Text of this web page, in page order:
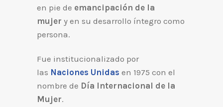
en pie de emancipación de la
mujer y en su desarrollo íntegro como
persona.
Fue institucionalizado por
las Naciones Unidas en 1975 con el
nombre de Día Internacional de la
Mujer.